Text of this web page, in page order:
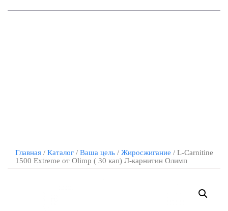
Главная/ Каталог/ Ваша цель/ Жиросжигание / L-Carnitine
1500 Extreme от Olimp ( 30 кап) Л-карнитин Олимп